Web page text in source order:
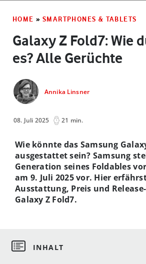
HOME » SMARTPHONES & TABLETS
Galaxy Z Fold7: Wie
es? Alle Gerüchte
Annika Linsner
08. Juli 2025 21 min.
Wie könnte das Samsung
ausgestattet sein? Samsung
Generation seines Foldables
am 9. Juli 2025 vor. Hier
Ausstattung, Preis und
Galaxy Z Fold7.